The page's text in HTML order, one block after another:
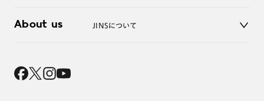
レンズ交換
About us JINSについて
採用情報